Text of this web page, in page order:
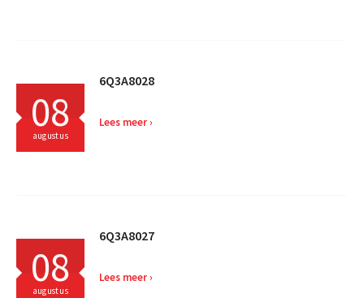
08
augustus
6Q3A8028
Lees meer
08
augustus
6Q3A8027
Lees meer